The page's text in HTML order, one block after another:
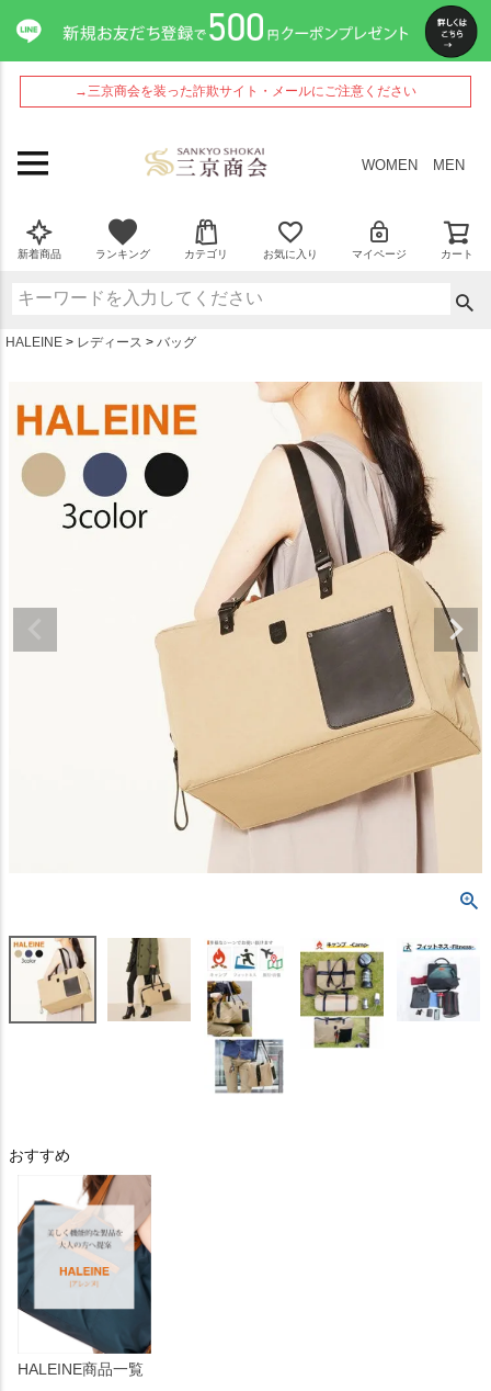
→三京商会を装った詐欺サイト・メールにご注意ください
WOMEN MEN
新着商品 ランキング カテゴリ お気に入り マイページ カート
HALEINE レディース バッグ
おすすめ
HALEINE商品一覧
ペー
ジト
ップ
へ